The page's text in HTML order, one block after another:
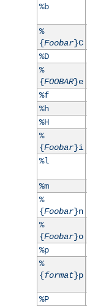
%b
%
{Foobar}C
%D
%
{FOOBAR}e
%f
%h
%H
%
{Foobar}i
%l
%m
%
{Foobar}n
%
{Foobar}o
%p
%
{format}p
%P